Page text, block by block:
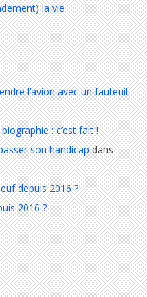
la vie
l’avion avec un fauteuil
: c’est fait !
son handicapdans
depuis 2016 ?
2016 ?